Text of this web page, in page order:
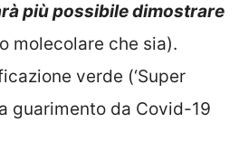
più possibile dimostrare
molecolare che sia).
verde (‘Super
guarimento da Covid-19